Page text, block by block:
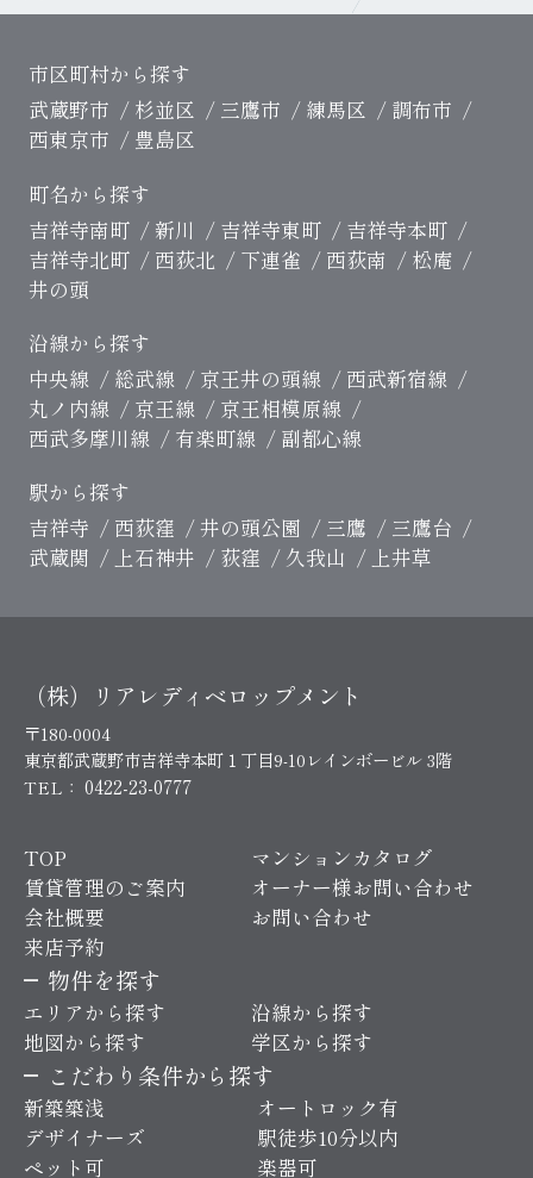
市区町村から探す
武蔵野市
杉並区 三鷹市 練馬区
調布市
西東京市
豊島区
町名から探す
吉祥寺南町
新川 吉祥寺東町
吉祥寺本町
吉祥寺北町
西荻北 下連雀 西荻南
松庵
井の頭
沿線から探す
中央線
総武線 京王井の頭線
西武新宿線
丸ノ内線
京王線
京王相模原線
西武多摩川線
有楽町線
副都心線
駅から探す
吉祥寺
西荻窪 井の頭公園 三鷹
三鷹台
武蔵関
上石神井 荻窪 久我山 上井草
（株）リアレディベロップメント
〒180-0004
東京都武蔵野市吉祥寺本町１丁目9-10レインボービル 3階
TEL： 0422-23-0777
TOP
マンションカタログ
賃貸管理のご案内
オーナー様お問い合わせ
会社概要
お問い合わせ
来店予約
物件を探す
エリアから探す
沿線から探す
地図から探す
学区から探す
こだわり条件から探す
新築築浅
デザイナーズ
ペット可
オートロック有
駅徒歩10分以内
楽器可